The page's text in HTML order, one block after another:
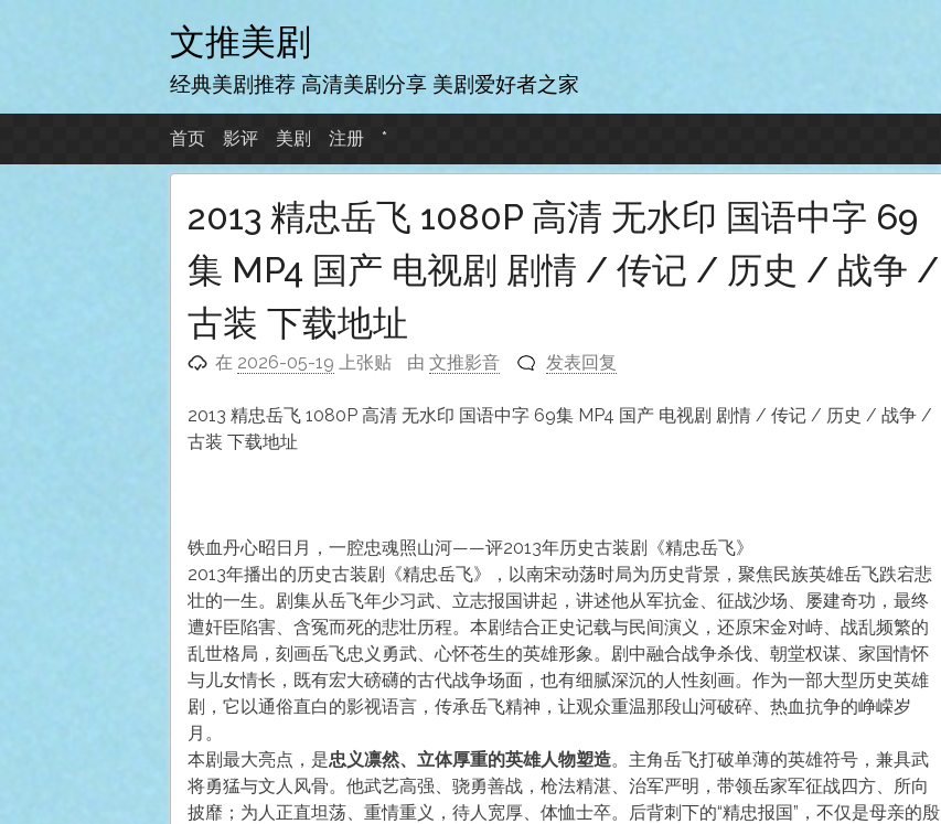
跳
至
内
文推美剧
经典美剧推荐 高清美剧分享 美剧爱好者之家
首页 影评 美剧 注册 *
2013 精忠岳飞 1080P 高清 无水印 国语中字 69
集 MP4 国产 电视剧 剧情 / 传记 / 历史 / 战争 /
古装 下载地址
在 2026-05-19 上张贴 由文推影音 发表回复
2013 精忠岳飞 1080P 高清 无水印 国语中字 69集 MP4 国产 电视剧 剧情 / 传记 / 历史 / 战争 /
古装 下载地址
铁血丹心昭日月，一腔忠魂照山河——评2013年历史古装剧《精忠岳飞》
2013年播出的历史古装剧《精忠岳飞》，以南宋动荡时局为历史背景，聚焦民族英雄岳飞跌宕悲
壮的一生。剧集从岳飞年少习武、立志报国讲起，讲述他从军抗金、征战沙场、屡建奇功，最终
遭奸臣陷害、含冤而死的悲壮历程。本剧结合正史记载与民间演义，还原宋金对峙、战乱频繁的
乱世格局，刻画岳飞忠义勇武、心怀苍生的英雄形象。剧中融合战争杀伐、朝堂权谋、家国情怀
与儿女情长，既有宏大磅礴的古代战争场面，也有细腻深沉的人性刻画。作为一部大型历史英雄
剧，它以通俗直白的影视语言，传承岳飞精神，让观众重温那段山河破碎、热血抗争的峥嵘岁
月。
本剧最大亮点，是忠义凛然、立体厚重的英雄人物塑造。主角岳飞打破单薄的英雄符号，兼具武
将勇猛与文人风骨。他武艺高强、骁勇善战，枪法精湛、治军严明，带领岳家军征战四方、所向
披靡；为人正直坦荡、重情重义，待人宽厚、体恤士卒。后背刺下的“精忠报国”，不仅是母亲的殷